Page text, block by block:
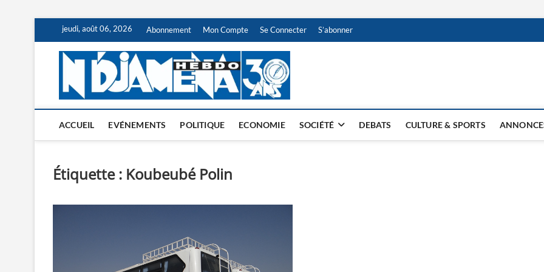
content
jeudi, août 06, 2026 Abonnement Mon Compte Se Connecter S’abonner
NDJAMENA HEBDO
ACCUEIL EVÉNEMENTS POLITIQUE ECONOMIE SOCIÉTÉ DEBATS CULTURE & SPORTS
Étiquette : Koubeubé Polin